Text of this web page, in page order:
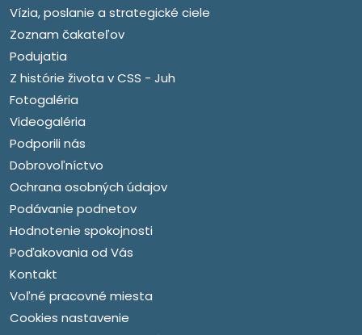
Vízia, poslanie a strategické ciele
Zoznam čakateľov
Podujatia
Z histórie života v CSS - Juh
Fotogaléria
Videogaléria
Podporili nás
Dobrovoľníctvo
Ochrana osobných údajov
Podávanie podnetov
Hodnotenie spokojnosti
Poďakovania od Vás
Kontakt
Voľné pracovné miesta
Cookies nastavenie